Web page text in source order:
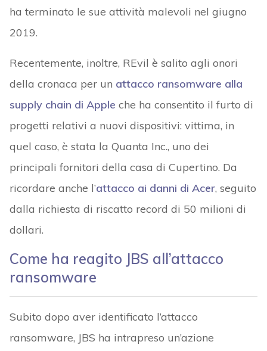
ha terminato le sue attività malevoli nel giugno
2019.
Recentemente, inoltre, REvil è salito agli onori
della cronaca per un attacco ransomware alla
supply chain di Apple che ha consentito il furto di
progetti relativi a nuovi dispositivi: vittima, in
quel caso, è stata la Quanta Inc., uno dei
principali fornitori della casa di Cupertino. Da
ricordare anche l’attacco ai danni di Acer, seguito
dalla richiesta di riscatto record di 50 milioni di
dollari.
Come ha reagito JBS all’attacco
ransomware
Subito dopo aver identificato l’attacco
ransomware, JBS ha intrapreso un’azione